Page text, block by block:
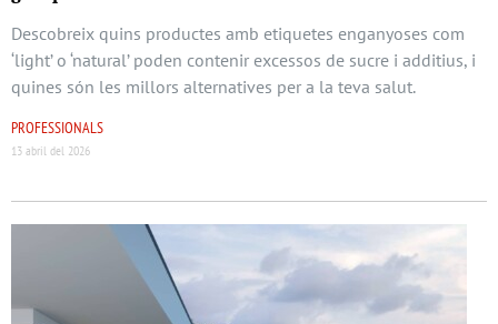
Descobreix quins productes amb etiquetes enganyoses com
‘light’ o ‘natural’ poden contenir excessos de sucre i additius, i
quines són les millors alternatives per a la teva salut.
PROFESSIONALS
13 abril del 2026